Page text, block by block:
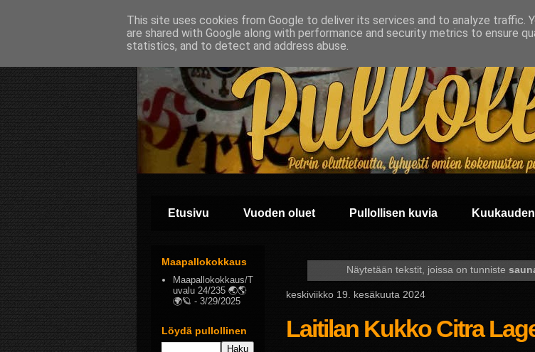
Etusivu Vuoden oluet Pullollisen kuvia
Näytetään tekstit, joissa on tunniste
keskiviikko 19. kesäkuuta 2024
Laitilan Kukko Citra
Maapallokokkaus
Maapallokokkaus/T
uvalu 24/235 🌏🌎
🌍🪐 - 3/29/2025
Löydä pullollinen
This site uses cookies from Google to deliver its services and to analyze traffic.
are shared with Google along with performance and security metrics to ensure
statistics, and to detect and address abuse.